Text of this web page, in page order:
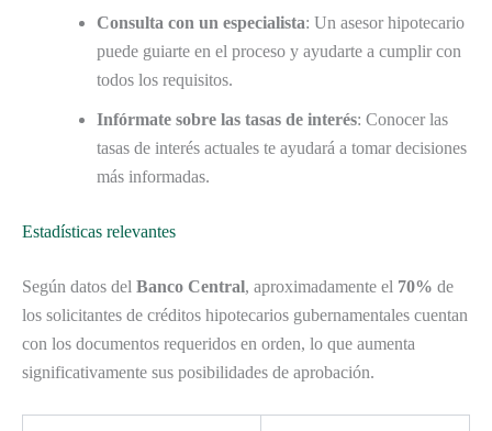
Consulta con un especialista: Un asesor hipotecario
puede guiarte en el proceso y ayudarte a cumplir con
todos los requisitos.
Infórmate sobre las tasas de interés: Conocer las
tasas de interés actuales te ayudará a tomar decisiones
más informadas.
Estadísticas relevantes
Según datos del Banco Central, aproximadamente el 70% de
los solicitantes de créditos hipotecarios gubernamentales cuentan
con los documentos requeridos en orden, lo que aumenta
significativamente sus posibilidades de aprobación.